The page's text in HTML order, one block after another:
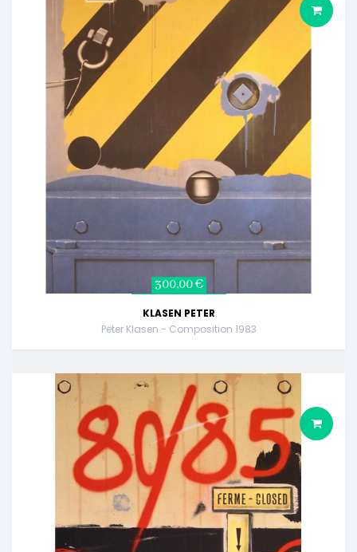
300,00 €
KLASEN PETER
Peter Klasen - Composition 1983